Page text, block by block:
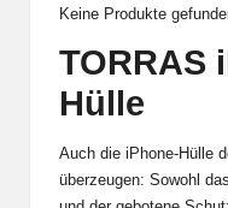
Keine Produkte
TORRAS
Hülle
Auch die iPhone-Hülle
überzeugen: Sowohl